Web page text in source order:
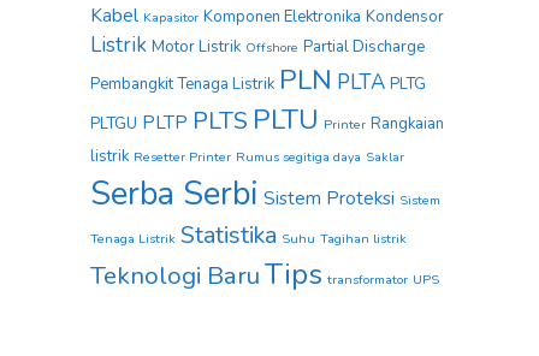
Kabel Kapasitor Komponen Elektronika Kondensor
Listrik Motor Listrik Offshore Partial Discharge
Pembangkit Tenaga Listrik PLN PLTA PLTG
PLTGU PLTP PLTS PLTU Printer Rangkaian
listrik Resetter Printer Rumus segitiga daya Saklar
Serba Serbi Sistem Proteksi Sistem
Tenaga Listrik Statistika Suhu Tagihan listrik
Teknologi BaruTips transformator UPS